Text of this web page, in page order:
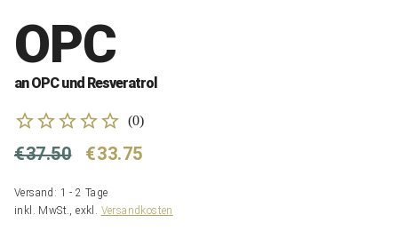
OPC
an OPC und Resveratrol
(0)
€37.50 €33.75
Versand: 1 - 2 Tage
inkl. MwSt., exkl. Versandkosten